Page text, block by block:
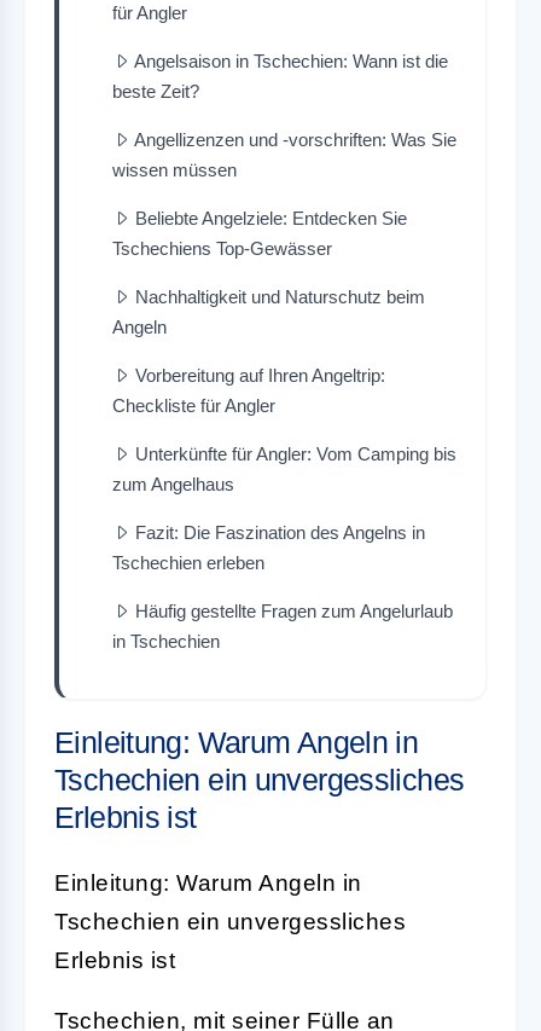
für Angler
Angelsaison in Tschechien: Wann ist die
beste Zeit?
Angellizenzen und -vorschriften: Was Sie
wissen müssen
Beliebte Angelziele: Entdecken Sie
Tschechiens Top-Gewässer
Nachhaltigkeit und Naturschutz beim
Angeln
Vorbereitung auf Ihren Angeltrip:
Checkliste für Angler
Unterkünfte für Angler: Vom Camping bis
zum Angelhaus
Fazit: Die Faszination des Angelns in
Tschechien erleben
Häufig gestellte Fragen zum Angelurlaub
in Tschechien
Einleitung: Warum Angeln in
Tschechien ein unvergessliches
Erlebnis ist
Einleitung: Warum Angeln in
Tschechien ein unvergessliches
Erlebnis ist
Tschechien, mit seiner Fülle an